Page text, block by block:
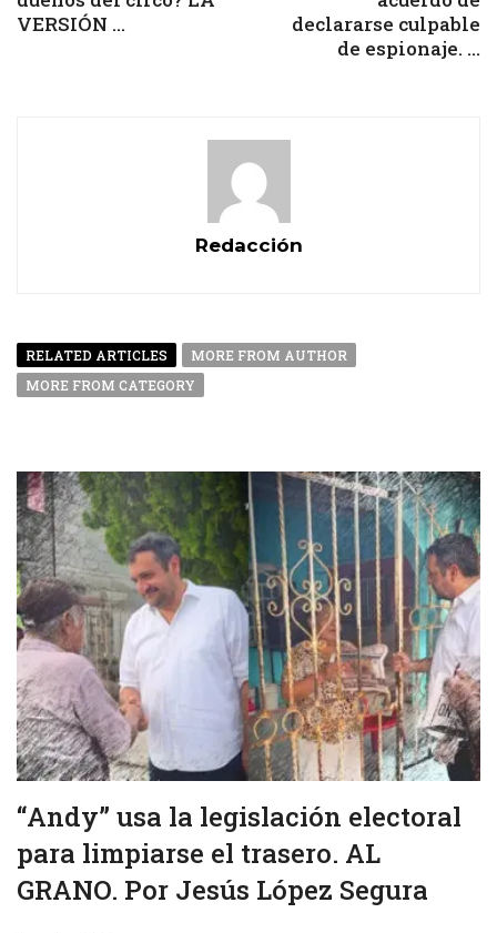
VERSIÓN ...
declararse culpable
de espionaje. ...
Redacción
RELATED ARTICLES
MORE FROM AUTHOR
MORE FROM CATEGORY
“Andy” usa la legislación electoral
para limpiarse el trasero. AL
GRANO. Por Jesús López Segura